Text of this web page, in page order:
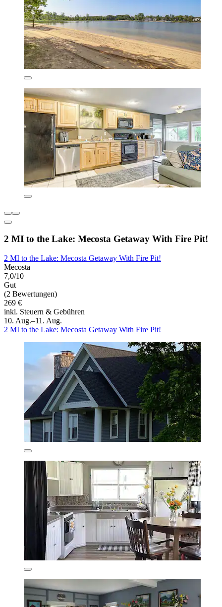
2 MI to the Lake: Mecosta Getaway With Fire Pit!
2 MI to the Lake: Mecosta Getaway With Fire Pit!
Mecosta
7,0/10
Gut
(2 Bewertungen)
269 €
inkl. Steuern & Gebühren
10. Aug.–11. Aug.
2 MI to the Lake: Mecosta Getaway With Fire Pit!